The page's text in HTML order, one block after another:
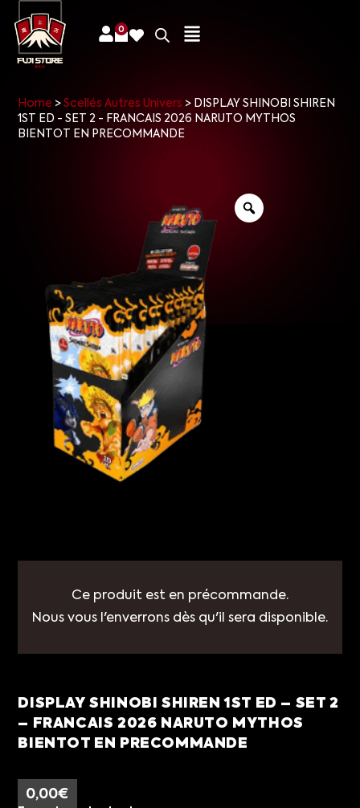
0
Home >Scellés Autres Univers > DISPLAY SHINOBI SHIREN
1ST ED - SET 2 - FRANCAIS 2026 NARUTO MYTHOS
BIENTOT EN PRECOMMANDE
Ce produit est en précommande.
Nous vous l'enverrons dès qu'il sera disponible.
DISPLAY SHINOBI SHIREN 1ST ED – SET 2
– FRANCAIS 2026 NARUTO MYTHOS
BIENTOT EN PRECOMMANDE
0,00€